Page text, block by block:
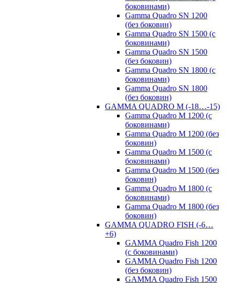
боковинами)
Gamma Quadro SN 1200
(без боковин)
Gamma Quadro SN 1500 (с
боковинами)
Gamma Quadro SN 1500
(без боковин)
Gamma Quadro SN 1800 (с
боковинами)
Gamma Quadro SN 1800
(без боковин)
GAMMA QUADRO M (-18…-15)
Gamma Quadro M 1200 (с
боковинами)
Gamma Quadro M 1200 (без
боковин)
Gamma Quadro M 1500 (с
боковинами)
Gamma Quadro M 1500 (без
боковин)
Gamma Quadro M 1800 (с
боковинами)
Gamma Quadro M 1800 (без
боковин)
GAMMA QUADRO FISH (-6…
+6)
GAMMA Quadro Fish 1200
(с боковинами)
GAMMA Quadro Fish 1200
(без боковин)
GAMMA Quadro Fish 1500